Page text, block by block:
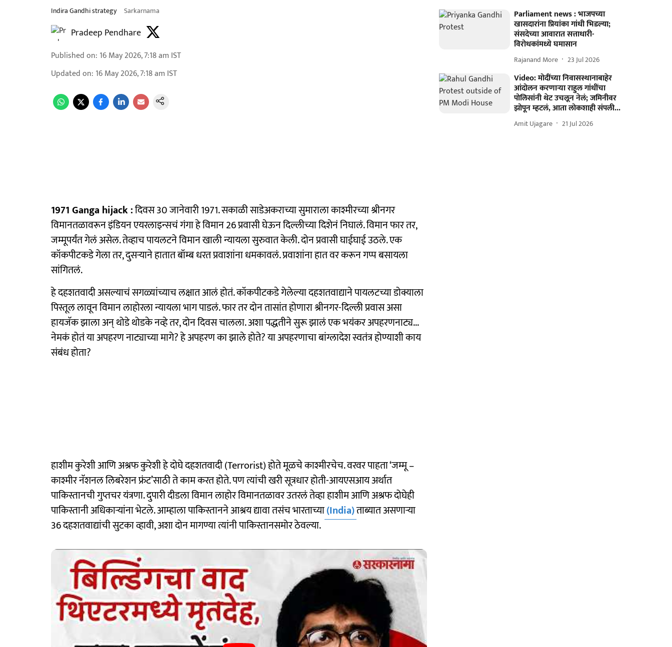
Indira Gandhi strategy Sarkarnama
Pradeep Pendhare
Published on: 16 May 2026, 7:18 am IST
Updated on: 16 May 2026, 7:18 am IST
1971 Ganga hijack :दिवस 30 जानेवारी 1971. सकाळी साडेअकराच्या सुमाराला काश्मीरच्या श्रीनगर
विमानतळावरून इंडियन एयरलाइन्सचं गंगा हे विमान 26 प्रवासी घेऊन दिल्लीच्या दिशेनं निघालं. विमान फार तर,
जम्मूपर्यंत गेलं असेल. तेव्हाच पायलटने विमान खाली न्यायला सुरुवात केली. दोन प्रवासी घाईघाई उठले. एक
कॉकपीटकडे गेला तर, दुसऱ्याने हातात बॉम्ब धरत प्रवाशांना धमकावलं. प्रवाशांना हात वर करून गप्प बसायला
सांगितलं.
हे दहशतवादी असल्याचं सगळ्यांच्याच लक्षात आलं होतं. कॉकपीटकडे गेलेल्या दहशतवाद्याने पायलटच्या डोक्याला
पिस्तूल लावून विमान लाहोरला न्यायला भाग पाडलं. फार तर दोन तासांत होणारा श्रीनगर-दिल्ली प्रवास असा
हायजॅक झाला अन् थोडे थोडके नव्हे तर, दोन दिवस चालला. अशा पद्धतीने सुरू झालं एक भयंकर अपहरणनाट्य...
नेमकं होतं या अपहरण नाट्याच्या मागे? हे अपहरण का झाले होते? या अपहरणाचा बांग्लादेश स्वतंत्र होण्याशी काय
संबंध होता?
हाशीम कुरेशी आणि अश्रफ कुरेशी हे दोघे दहशतवादी (Terrorist) होते मूळचे काश्मीरचेच. वरवर पाहता ‘जम्मू –
काश्मीर नॅशनल लिबरेशन फ्रंट’साठी ते काम करत होते. पण त्यांची खरी सूत्रधार होती-आयएसआय अर्थात
पाकिस्तानची गुप्तचर यंत्रणा. दुपारी दीडला विमान लाहोर विमानतळावर उतरलं तेव्हा हाशीम आणि अश्रफ दोघेही
पाकिस्तानी अधिकाऱ्यांना भेटले. आम्हाला पाकिस्तानने आश्रय द्यावा तसंच भारताच्या(India)ताब्यात असणाऱ्या
36 दहशतवाद्यांची सुटका व्हावी, अशा दोन मागण्या त्यांनी पाकिस्तानसमोर ठेवल्या.
Parliament news : भाजपच्या
खासदारांना प्रियांका गांधी भिडल्या;
संसदेच्या आवारात सत्ताधारी-
विरोधकांमध्ये घमासान
Rajanand More 23 Jul 2026
Video: मोदींच्या निवासस्थानाबाहेर
आंदोलन करणाऱ्या राहुल गांधींचा
पोलिसांनी थेट उचलून नेलं; जमिनीवर
झोपून म्हटलं, आता लोकशाही संपली...
Amit Ujagare 21 Jul 2026